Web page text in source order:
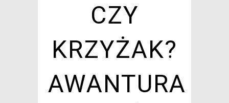
CZY
KRZYŻAK?
AWANTURA